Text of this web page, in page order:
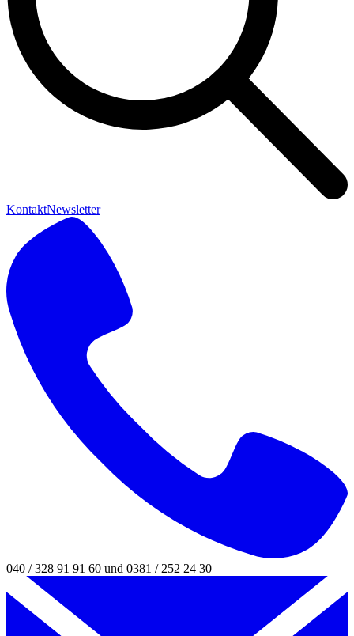
KontaktNewsletter
040 / 328 91 91 60 und 0381 / 252 24 30